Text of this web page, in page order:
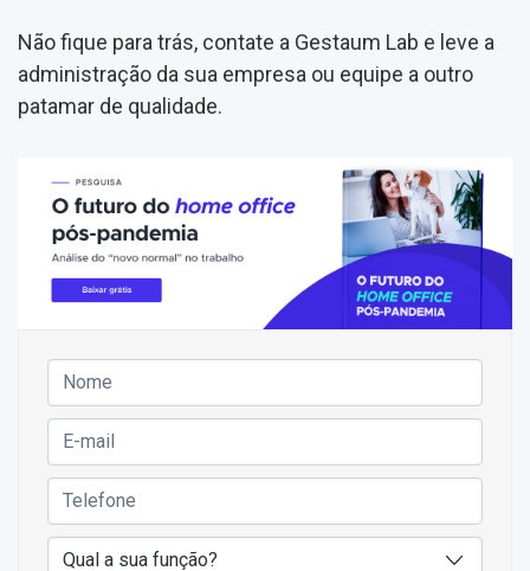
Não fique para trás, contate a Gestaum Lab e leve a
administração da sua empresa ou equipe a outro
patamar de qualidade.